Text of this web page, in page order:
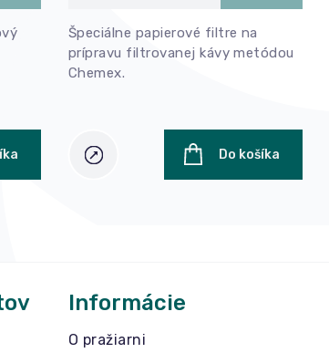
Špeciálne papierové filtre na
prípravu filtrovanej kávy metódou
Chemex.
Do košíka
Informácie
O pražiarni